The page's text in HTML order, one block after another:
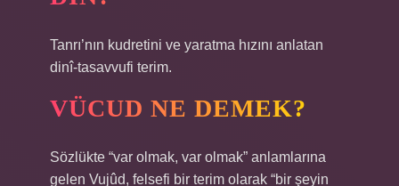
Tanrı’nın kudretini ve yaratma hızını anlatan
dinî-tasavvufi terim.
VÜCUD NE DEMEK?
Sözlükte “var olmak, var olmak” anlamlarına
gelen Vujûd, felsefi bir terim olarak “bir şeyin